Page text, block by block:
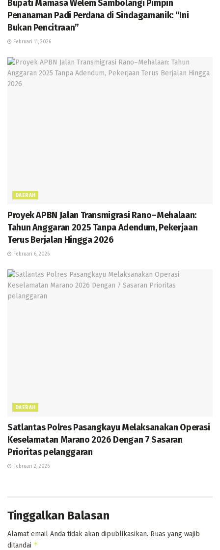
Bupati Mamasa Welem Sambolangi Pimpin
Penanaman Padi Perdana di Sindagamanik: “Ini
Bukan Pencitraan”
Februari 11, 2026
DAERAH
Proyek APBN Jalan Transmigrasi Rano–Mehalaan:
Tahun Anggaran 2025 Tanpa Adendum, Pekerjaan
Terus Berjalan Hingga 2026
Februari 6, 2026
DAERAH
Satlantas Polres Pasangkayu Melaksanakan Operasi
Keselamatan Marano 2026 Dengan 7 Sasaran
Prioritas pelanggaran
Februari 2, 2026
Tinggalkan Balasan
Alamat email Anda tidak akan dipublikasikan. Ruas yang wajib
ditandai *